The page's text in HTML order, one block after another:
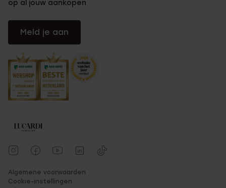
op al jouw aankopen
Meld je aan
Algemene voorwaarden
Cookie-instellingen